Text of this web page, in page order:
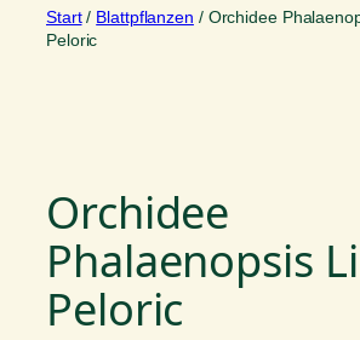
Start/ Blattpflanzen / Orchidee
Peloric
Orchidee
Phalaenopsis
Peloric